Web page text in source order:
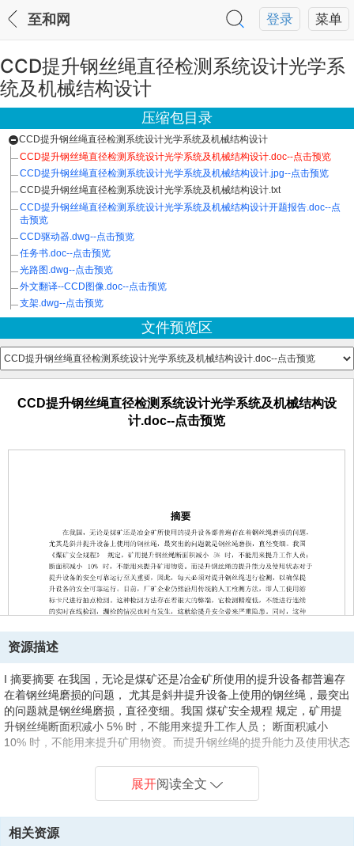
菜单
登录
至和网
CCD提升钢丝绳直径检测系统设计光学系
统及机械结构设计
压缩包目录
CCD提升钢丝绳直径检测系统设计光学系统及机械结构设计
CCD提升钢丝绳直径检测系统设计光学系统及机械结构设计.doc--点击预览
CCD提升钢丝绳直径检测系统设计光学系统及机械结构设计.jpg--点击预览
CCD提升钢丝绳直径检测系统设计光学系统及机械结构设计.txt
CCD提升钢丝绳直径检测系统设计光学系统及机械结构设计开题报告.doc--点
击预览
CCD驱动器.dwg--点击预览
任务书.doc--点击预览
光路图.dwg--点击预览
外文翻译--CCD图像.doc--点击预览
支架.dwg--点击预览
文件预览区
CCD提升钢丝绳直径检测系统设计光学系统及机械结构设
计.doc--点击预览
资源描述
I 摘要摘要 在我国，无论是煤矿还是冶金矿所使用的提升设备都普遍存
在着钢丝绳磨损的问题， 尤其是斜井提升设备上使用的钢丝绳，最突出
的问题就是钢丝绳磨损，直径变细。我国 煤矿安全规程 规定，矿用提
升钢丝绳断面积减小 5% 时，不能用来提升工作人员； 断面积减小
10% 时，不能用来提升矿用物资。而提升钢丝绳的提升能力及使用状态
传统的人工检测方法，即人工使用游 标卡尺进行抽点检测。这种检测方
法劳动强度大，检测速度慢。另外，在进行人工检测时，提升钢丝绳必
展开阅读全文
相关资源